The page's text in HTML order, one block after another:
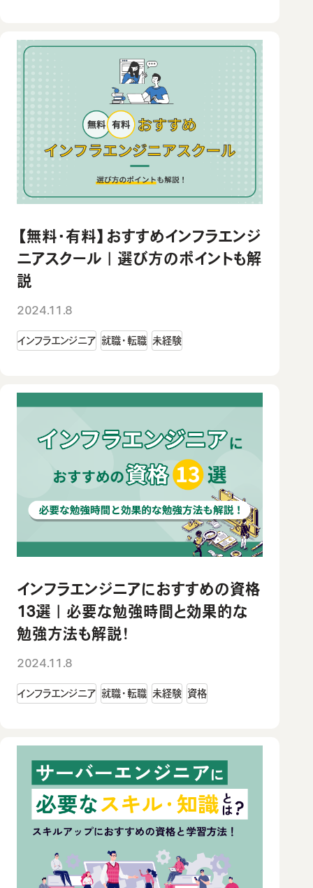
【無料・有料】おすすめインフラエンジ
ニアスクール｜選び方のポイントも解
説
2024.11.8
インフラエンジニア 就職・転職 未経験
インフラエンジニアにおすすめの資格
13選｜必要な勉強時間と効果的な
勉強方法も解説！
2024.11.8
インフラエンジニア 就職・転職 未経験 資格